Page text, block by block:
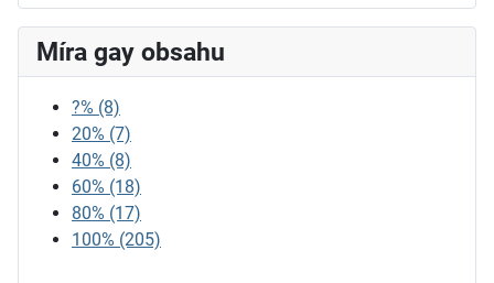
Míra gay obsahu
?% (8)
20% (7)
40% (8)
60% (18)
80% (17)
100% (205)